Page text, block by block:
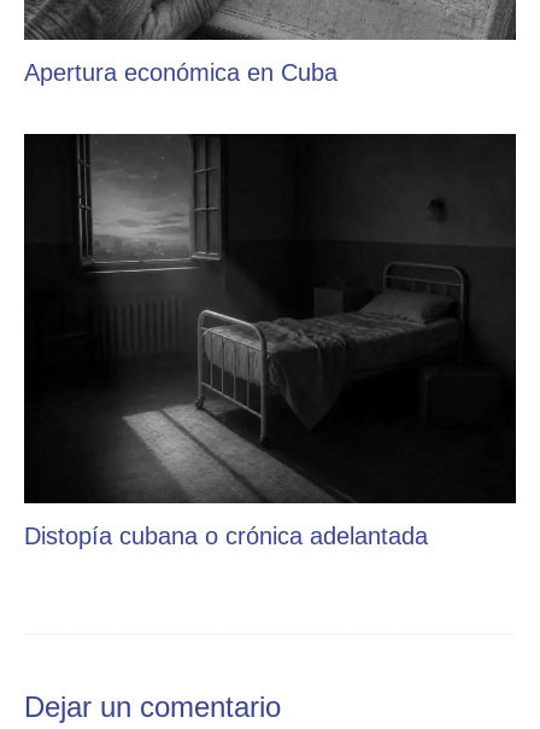
Apertura económica en Cuba
Distopía cubana o crónica adelantada
Dejar un comentario